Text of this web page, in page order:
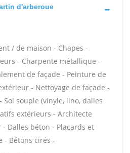
d'arberoue
/ de maison - Chapes -
- Charpente métallique -
de façade - Peinture de
- Nettoyage de façade -
souple (vinyle, lino, dalles
extérieurs - Architecte
Dalles béton - Placards et
- Bétons cirés -